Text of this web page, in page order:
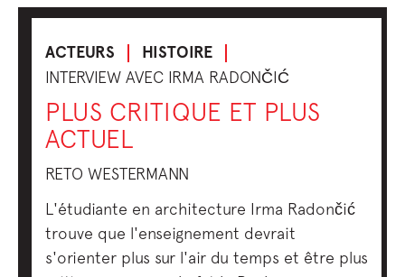
ACTEURS HISTOIRE
INTERVIEW AVEC IRMA RADONČIĆ
PLUS CRITIQUE ET PLUS
ACTUEL
RETO WESTERMANN
L'étudiante en architecture Irma Radončić
trouve que l'enseignement devrait
s'orienter plus sur l'air du temps et être plus